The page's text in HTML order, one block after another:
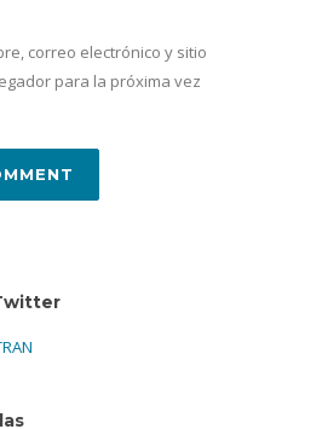
correo electrónico y sitio
para la próxima vez